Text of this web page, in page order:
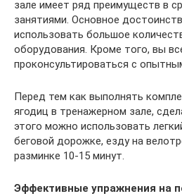
зале имеет ряд преимуществ в
занятиями. Основное
использовать большое
оборудования. Кроме того, вы
проконсультироваться с
Перед тем как выполнять
ягодиц в тренажерном зале,
этого можно использовать
беговой дорожке, езду на
разминке 10-15 минут.
Эффективные упражнения на